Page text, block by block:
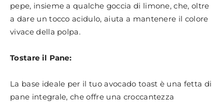
pepe, insieme a qualche goccia di limone, che, oltre
a dare un tocco acidulo, aiuta a mantenere il colore
vivace della polpa.
Tostare il Pane:
La base ideale per il tuo avocado toast è una fetta di
pane integrale, che offre una croccantezza